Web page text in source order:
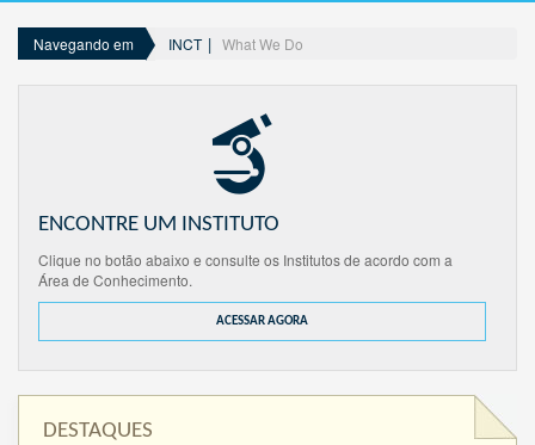
Navegando em INCT What We Do
ENCONTRE UM INSTITUTO
Clique no botão abaixo e consulte os Institutos de acordo com a
Área de Conhecimento.
ACESSAR AGORA
DESTAQUES